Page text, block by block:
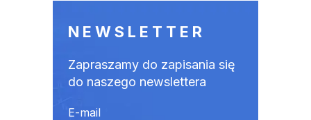
NEWSLETTER
Zapraszamy do zapisania się
do naszego newslettera
E-mail